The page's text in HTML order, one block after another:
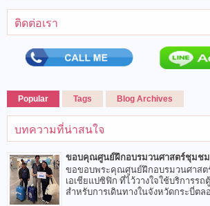
ติดต่อเรา
Popular Tags Blog Archives
บทความที่น่าสนใจ
ขอบคุณศูนย์ฝึกอบรมวนศาสตร์ชุมช
ขอขอบพระคุณศูนย์ฝึกอบรมวนศาส
เอเชียแปซิฟิก ที่ไว้วางใจใช้บริการร
สำหรับการเดินทางในจังหวัดกระบี่ตล